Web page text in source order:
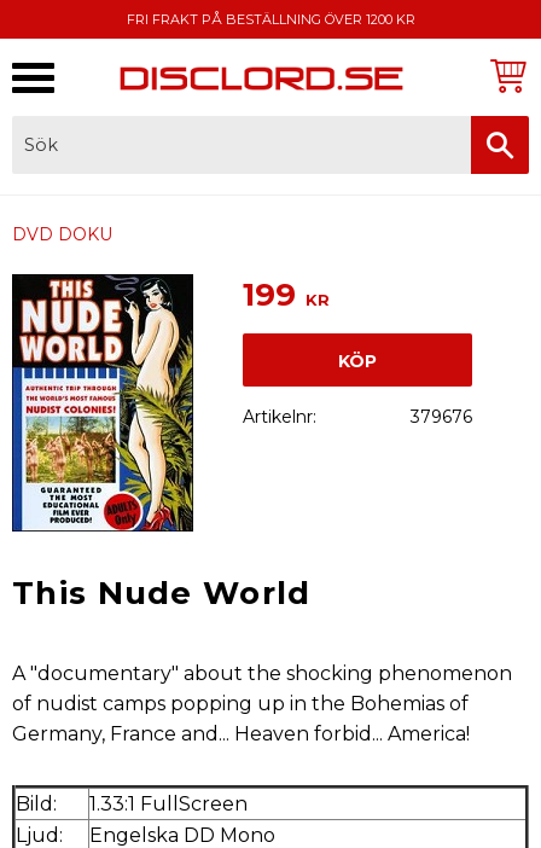
FRI FRAKT PÅ BESTÄLLNING ÖVER 1200 KR
DVD DOKU
199 KR
KÖP
Artikelnr 379676
This Nude World
A "documentary" about the shocking phenomenon
of nudist camps popping up in the Bohemias of
Germany, France and... Heaven forbid... America!
Bild:
1.33:1 FullScreen
Ljud:
Engelska DD Mono